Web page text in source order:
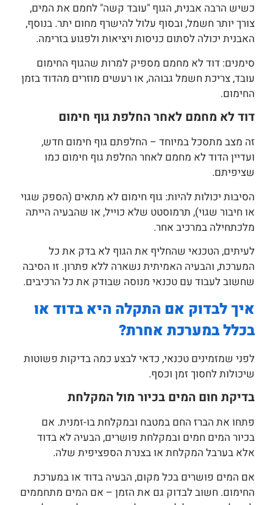
כשיש הרבה אבנית, הגוף "עובד קשה" לחמם את המים,
צורך יותר חשמל, ובסוף עלול להישרף מחום יתר. בנוסף,
האבנית יכולה לסתום כניסות ויציאות ולפגוע בזרימה.
סימנים: דוד לא מחמם מספיק למרות שהגוף החימום
עובד, צריכת חשמל גבוהה, או רעשים מוזרים מהדוד בזמן
החימום.
דוד לא מחמם לאחר החלפת גוף חימום
זה מצב מתסכל במיוחד – החלפתם גוף חימום חדש,
ועדיין הדוד לא מחמם לאחר החלפת גוף חימום כמו
שציפיתם.
הסיבות יכולות להיות: גוף חימום לא מתאים (הספק שגוי
או חיבור שגוי), תרמוסטט שלא כוייל, או שהבעיה הייתה
מלכתחילה במרכיב אחר.
לעיתים, הטכנאי שהחליף את הגוף לא בדק את כל
המערכת, והבעיה האמיתית נשארה ללא פתרון. זו הסיבה
שחשוב לעבוד עם טכנאי מנוסה שבודק את כל הרכיבים.
איך לבדוק אם התקלה היא בדוד או
בכלל במערכת אחרת?
לפני שמזמינים טכנאי, כדאי לבצע כמה בדיקות פשוטות
שיכולות לחסוך זמן וכסף.
בדיקת חום המים בכיור מול המקלחת
פתחו את הברז החם במטבח ובמקלחת בו-זמנית. אם
בכיור המים חמים ובמקלחת פושרים, הבעיה לא בדוד
אלא בערבל המקלחת או בצנרת הספציפית שלה.
אם המים פושרים בכל מקום, הבעיה בדוד או במערכת
החימום. חשוב לבדוק גם את הזמן – אם המים מתחממים